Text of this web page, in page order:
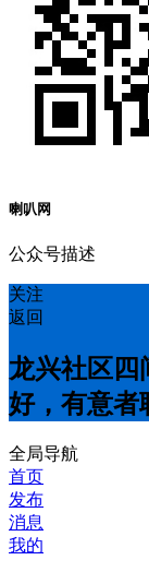
喇叭网
公众号描述
关注
返回
龙兴社区四
好，有意者
全局导航
首页
发布
消息
我的